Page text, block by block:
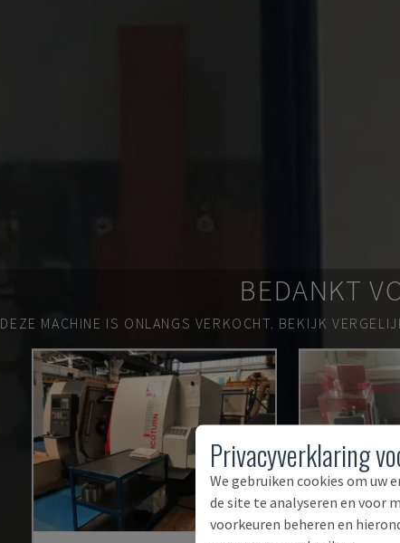
BEDANKT
DEZE MACHINE IS ONLANGS VERKOCHT. BEKIJK
Privacyverklaring
We gebruiken cookies om uw
de site te analyseren en voor
voorkeuren beheren en